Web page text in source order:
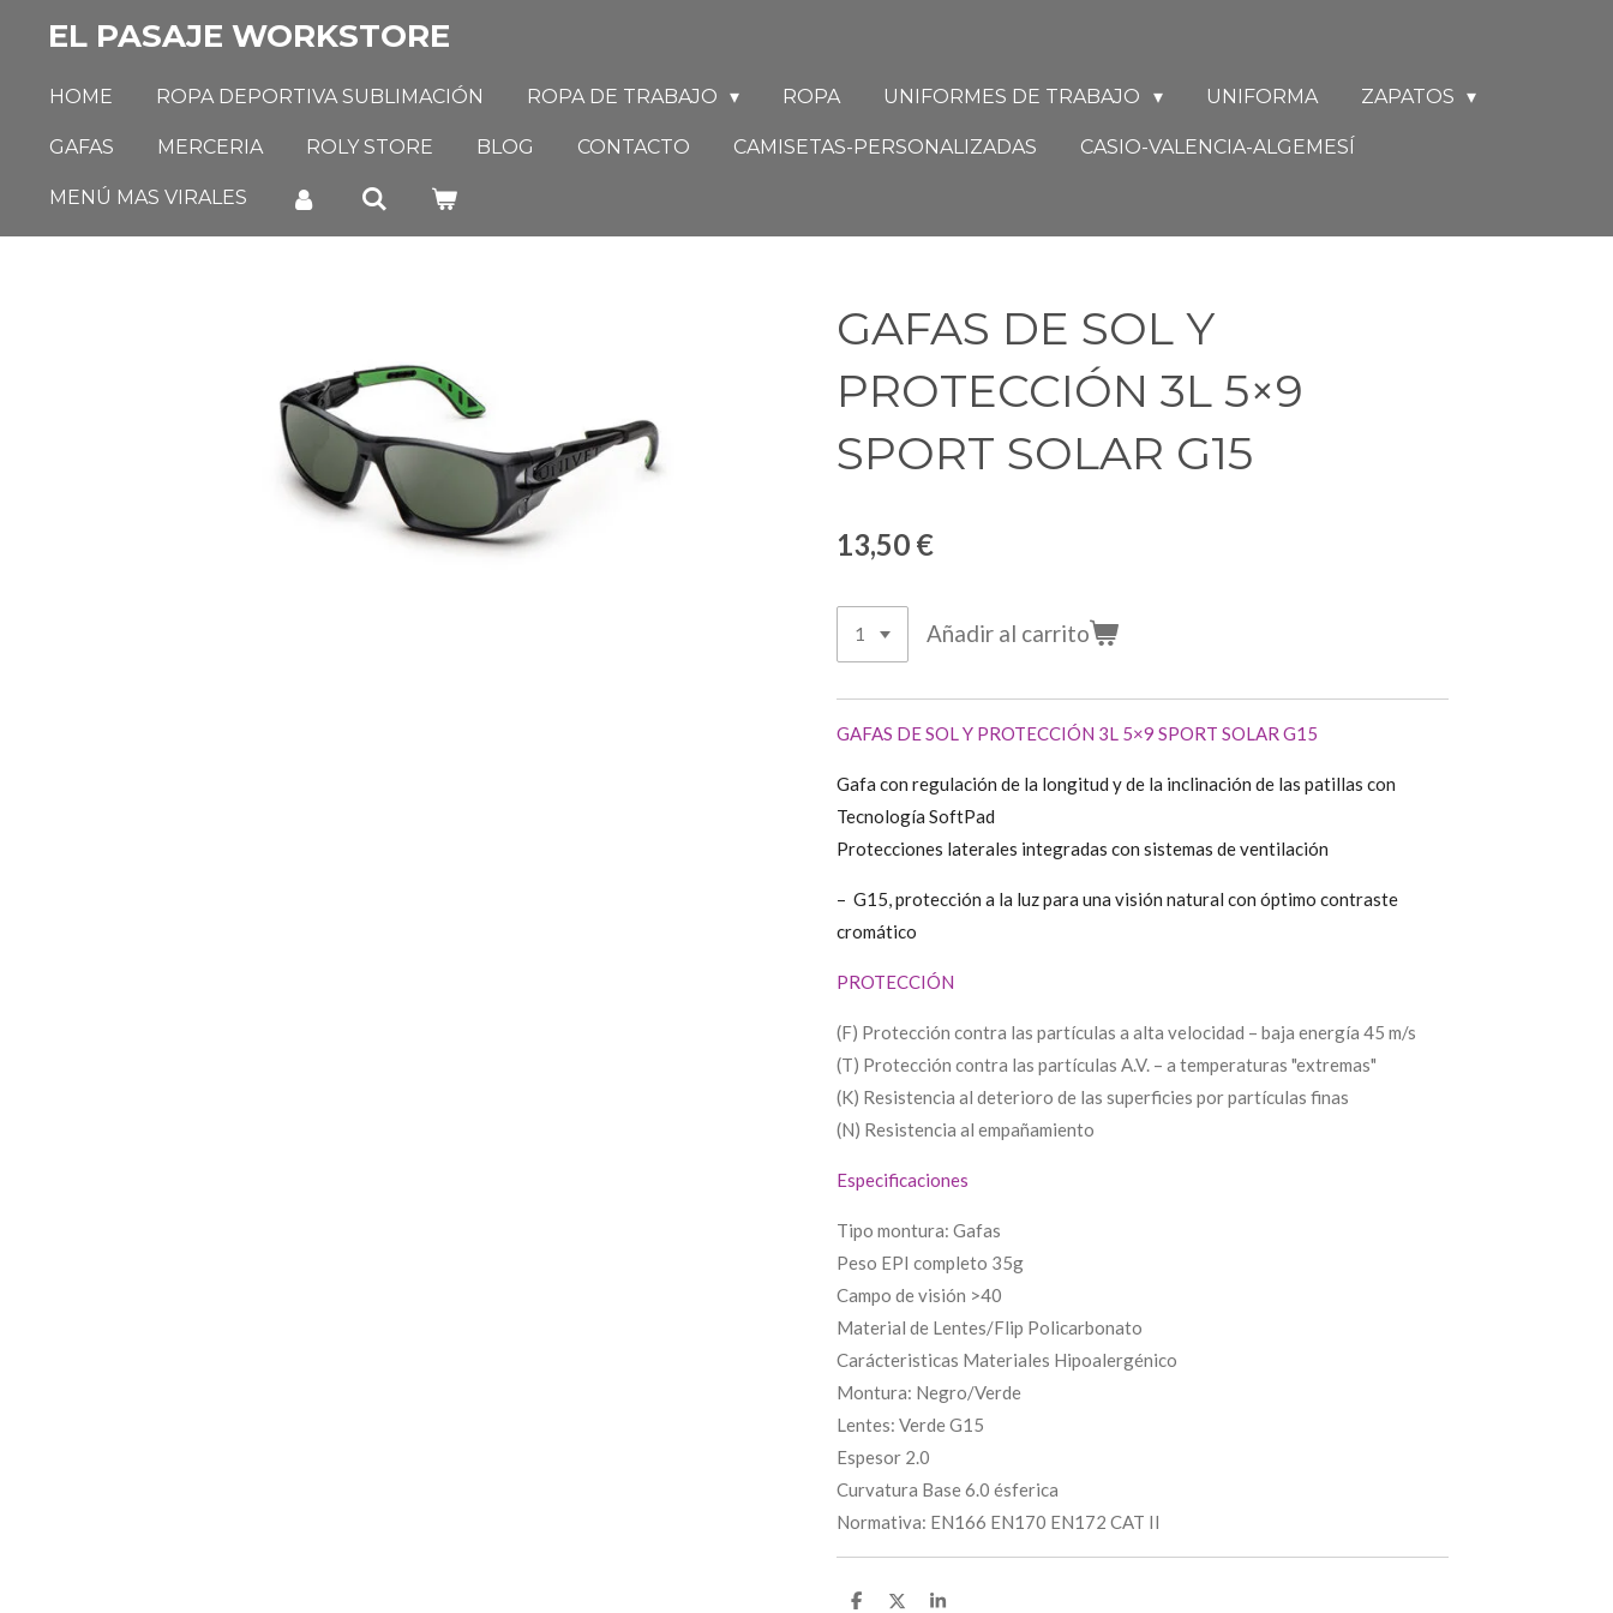
contenido
EL PASAJE WORKSTORE
HOME ROPA DEPORTIVA SUBLIMACIÓN ROPA DE TRABAJO ROPA UNIFORMES DE TRABAJO UNIFORMA ZAPATOS
GAFAS MERCERIA ROLY STORE BLOG CONTACTO CAMISETAS-PERSONALIZADAS CASIO-VALENCIA-ALGEMESÍ
MENÚ MAS VIRALES
GAFAS DE SOL Y
PROTECCIÓN 3L 5×9
SPORT SOLAR G15
13,50 €
Añadir al carrito
GAFAS DE SOL Y PROTECCIÓN 3L 5×9 SPORT SOLAR G15
Gafa con regulación de la longitud y de la inclinación de las patillas con
Tecnología SoftPad
Protecciones laterales integradas con sistemas de ventilación
– G15, protección a la luz para una visión natural con óptimo contraste
cromático
PROTECCIÓN
(F) Protección contra las partículas a alta velocidad – baja energía 45 m/s
(T) Protección contra las partículas A.V. – a temperaturas "extremas"
(K) Resistencia al deterioro de las superficies por partículas finas
(N) Resistencia al empañamiento
Especificaciones
Tipo montura: Gafas
Peso EPI completo 35g
Campo de visión >40
Material de Lentes/Flip Policarbonato
Carácteristicas Materiales Hipoalergénico
Montura: Negro/Verde
Lentes: Verde G15
Espesor 2.0
Curvatura Base 6.0 ésferica
Normativa: EN166 EN170 EN172 CAT II
C C C